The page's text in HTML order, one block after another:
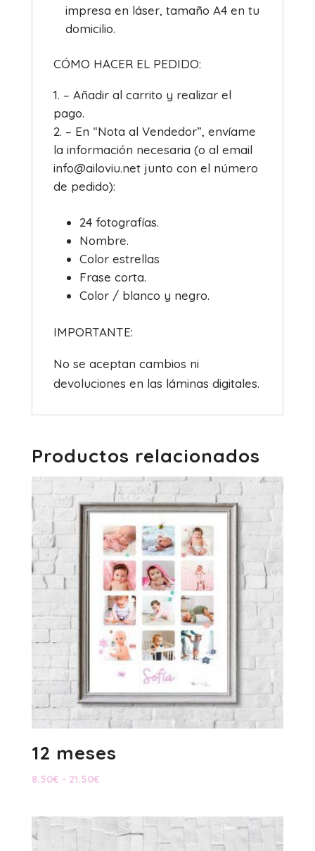
impresa en láser, tamaño A4 en tu
domicilio.
CÓMO HACER EL PEDIDO:
– Añadir al carrito y realizar el
pago.
– En “Nota al Vendedor”, envíame
la información necesaria (o al email
info@ailoviu.net junto con el número
de pedido):
24 fotografías.
Nombre.
Color estrellas
Frase corta.
Color / blanco y negro.
IMPORTANTE:
No se aceptan cambios ni
devoluciones en las láminas digitales.
Productos relacionados
12 meses
8.50€ - 21.50€Rango
desde